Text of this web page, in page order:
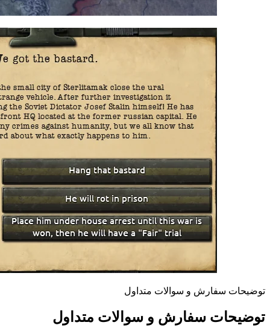
توضیحات سفارش و سوالات متداول
توضیحات سفارش و سوالات متداول